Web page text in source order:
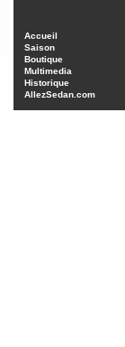
Accueil
Saison
Boutique
Multimedia
Historique
AllezSedan.com